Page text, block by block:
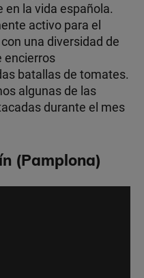
en la vida española.
activo para el
una diversidad de
encierros
batallas de tomates.
algunas de las
durante el mes
(Pamplona)